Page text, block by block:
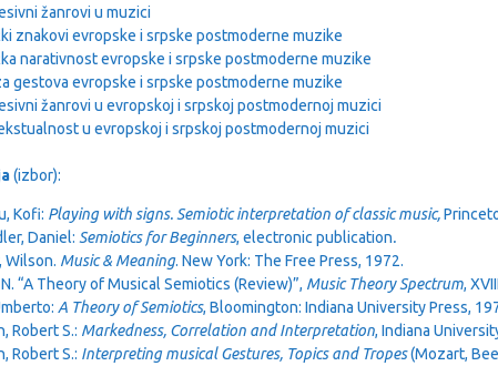
žanrovi u muzici
znakovi evropske i srpske postmoderne muzike
narativnost evropske i srpske postmoderne muzike
gestova evropske i srpske postmoderne muzike
žanrovi u evropskoj i srpskoj postmodernoj muzici
u evropskoj i srpskoj postmodernoj muzici
(izbor):
Kofi: Playing with signs. Semiotic interpretation of classic music,
Daniel: Semiotics for Beginners, electronic publication.
Wilson. Music & Meaning. New York: The Free Press, 1972.
“A Theory of Musical Semiotics (Review)”, Music Theory Spectrum,
A Theory of Semiotics, Bloomington: Indiana University Press,
Robert S.: Markedness, Correlation and Interpretation, Indiana
Robert S.: Interpreting musical Gestures, Topics and Tropes(Mozart,